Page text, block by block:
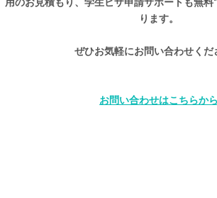
ります。
ぜひお気軽にお問い合わせくだ
お問い合わせはこちらから